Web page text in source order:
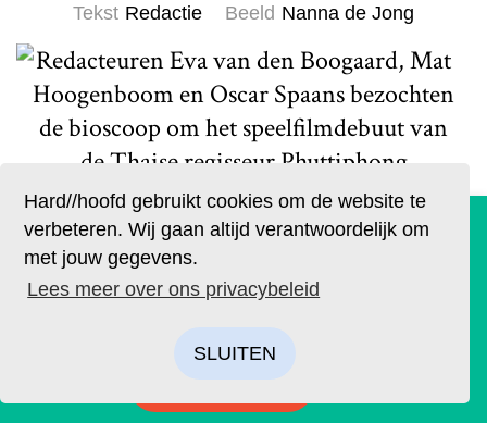
Hard//hoofd gebruikt cookies om de website te
verbeteren. Wij gaan altijd verantwoordelijk om
met jouw gegevens.
Lees meer over ons privacybeleid
SLUITEN
Tekst Redactie Beeld Nanna de Jong
Redacteuren Eva van den Boogaard, Mat
Hoogenboom en Oscar Spaans bezochten
de bioscoop om het speelfilmdebuut van
de Thaise regisseur Phuttiphong
Aroonpheng te zien. Het werd een
magische ervaring: Manta Ray bleek een
even eenvoudige als betoverende
vertelling over een voor dood
de mangrove wordt gered. Mat: Wat...
Lees meer
De geruchten zijn waar. Lees Hard//hoofd nu ook op
papier!
Bestel op tijd je eigen exemplaar van de eerste editie, met
als thema: ‘Ik’. We hebben drie covers ontworpen. Kies je